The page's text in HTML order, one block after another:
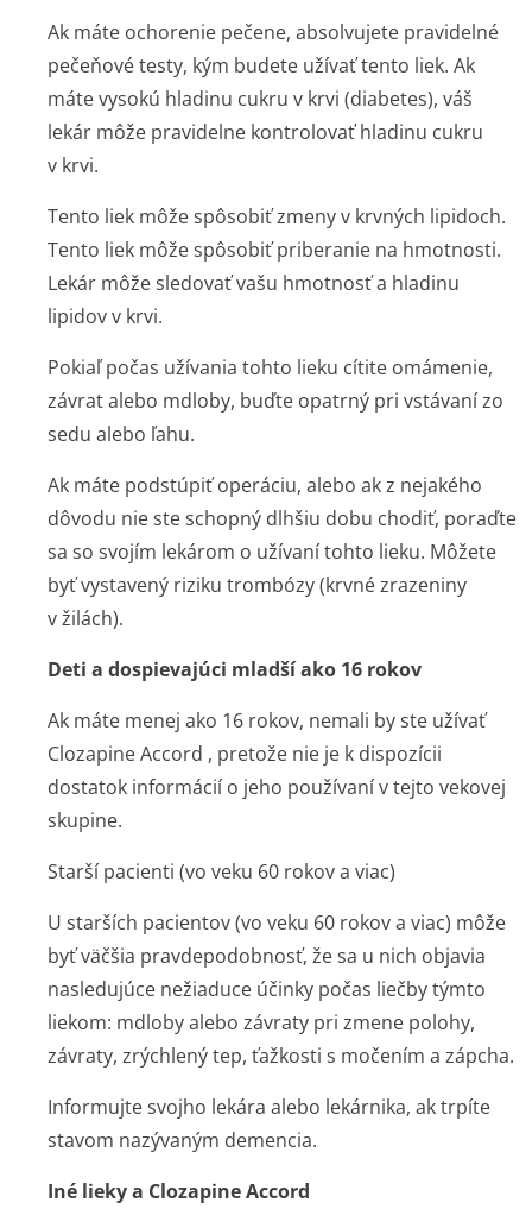
Ak máte ochorenie pečene, absolvujete pravidelné
pečeňové testy, kým budete užívať tento liek. Ak
máte vysokú hladinu cukru v krvi (diabetes), váš
lekár môže pravidelne kontrolovať hladinu cukru
v krvi.
Tento liek môže spôsobiť zmeny v krvných lipidoch.
Tento liek môže spôsobiť priberanie na hmotnosti.
Lekár môže sledovať vašu hmotnosť a hladinu
lipidov v krvi.
Pokiaľ počas užívania tohto lieku cítite omámenie,
závrat alebo mdloby, buďte opatrný pri vstávaní zo
sedu alebo ľahu.
Ak máte podstúpiť operáciu, alebo ak z nejakého
dôvodu nie ste schopný dlhšiu dobu chodiť, poraďte
sa so svojím lekárom o užívaní tohto lieku. Môžete
byť vystavený riziku trombózy (krvné zrazeniny
v žilách).
Deti a dospievajúci mladší ako 16 rokov
Ak máte menej ako 16 rokov, nemali by ste užívať
Clozapine Accord , pretože nie je k dispozícii
dostatok informácií o jeho používaní v tejto vekovej
skupine.
Starší pacienti (vo veku 60 rokov a viac)
U starších pacientov (vo veku 60 rokov a viac) môže
byť väčšia pravdepodobnosť, že sa u nich objavia
nasledujúce nežiaduce účinky počas liečby týmto
liekom: mdloby alebo závraty pri zmene polohy,
závraty, zrýchlený tep, ťažkosti s močením a zápcha.
Informujte svojho lekára alebo lekárnika, ak trpíte
stavom nazývaným demencia.
Iné lieky a Clozapine Accord